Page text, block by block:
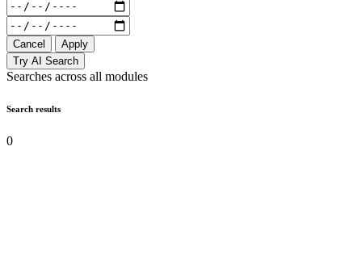
Cancel
Apply
Try AI Search
Searches across all modules
Search results
0